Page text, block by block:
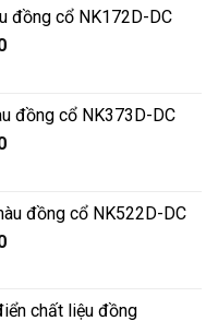
đồng cổ NK172D-DC
đồng cổ NK373D-DC
đồng cổ NK522D-DC
chất liệu đồng